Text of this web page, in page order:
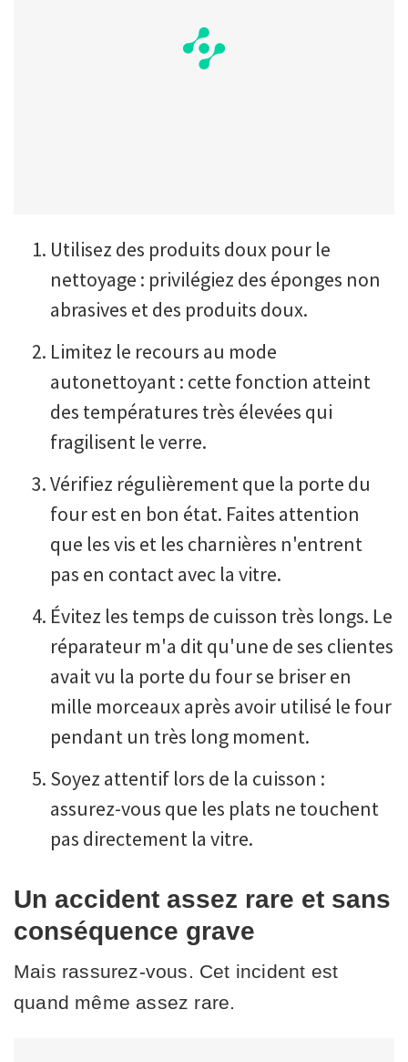
Utilisez des produits doux pour le
nettoyage : privilégiez des éponges non
abrasives et des produits doux.
Limitez le recours au mode
autonettoyant : cette fonction atteint
des températures très élevées qui
fragilisent le verre.
Vérifiez régulièrement que la porte du
four est en bon état. Faites attention
que les vis et les charnières n'entrent
pas en contact avec la vitre.
Évitez les temps de cuisson très longs. Le
réparateur m'a dit qu'une de ses clientes
avait vu la porte du four se briser en
mille morceaux après avoir utilisé le four
pendant un très long moment.
Soyez attentif lors de la cuisson :
assurez-vous que les plats ne touchent
pas directement la vitre.
Un accident assez rare et sans
conséquence grave
Mais rassurez-vous. Cet incident est
quand même assez rare.